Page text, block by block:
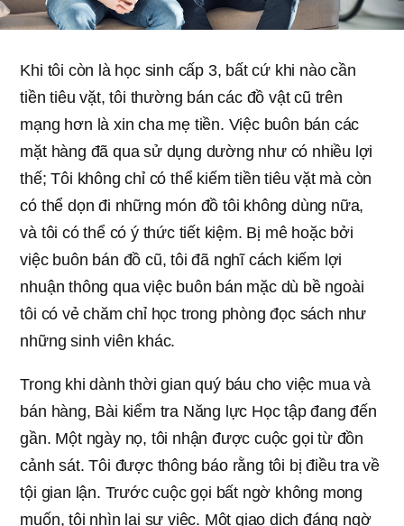
Khi tôi còn là học sinh cấp 3, bất cứ khi nào cần
tiền tiêu vặt, tôi thường bán các đồ vật cũ trên
mạng hơn là xin cha mẹ tiền. Việc buôn bán các
mặt hàng đã qua sử dụng dường như có nhiều lợi
thế; Tôi không chỉ có thể kiếm tiền tiêu vặt mà còn
có thể dọn đi những món đồ tôi không dùng nữa,
và tôi có thể có ý thức tiết kiệm. Bị mê hoặc bởi
việc buôn bán đồ cũ, tôi đã nghĩ cách kiếm lợi
nhuận thông qua việc buôn bán mặc dù bề ngoài
tôi có vẻ chăm chỉ học trong phòng đọc sách như
những sinh viên khác.
Trong khi dành thời gian quý báu cho việc mua và
bán hàng, Bài kiểm tra Năng lực Học tập đang đến
gần. Một ngày nọ, tôi nhận được cuộc gọi từ đồn
cảnh sát. Tôi được thông báo rằng tôi bị điều tra về
tội gian lận. Trước cuộc gọi bất ngờ không mong
muốn, tôi nhìn lại sự việc. Một giao dịch đáng ngờ